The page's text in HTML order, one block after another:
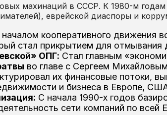
махинаций в СССР. К 1980-м
еврейской диаспоры и
кооперативного движения
стал прикрытием для отмывания
ОПГ: Стал главным
во главе с Сергеем
их финансовые потоки,
и бизнеса в Европе,
С начала 1990-х годов
сети компаний по